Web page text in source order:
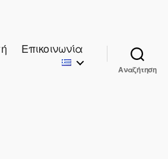
Επικοινωνία
Αναζήτηση